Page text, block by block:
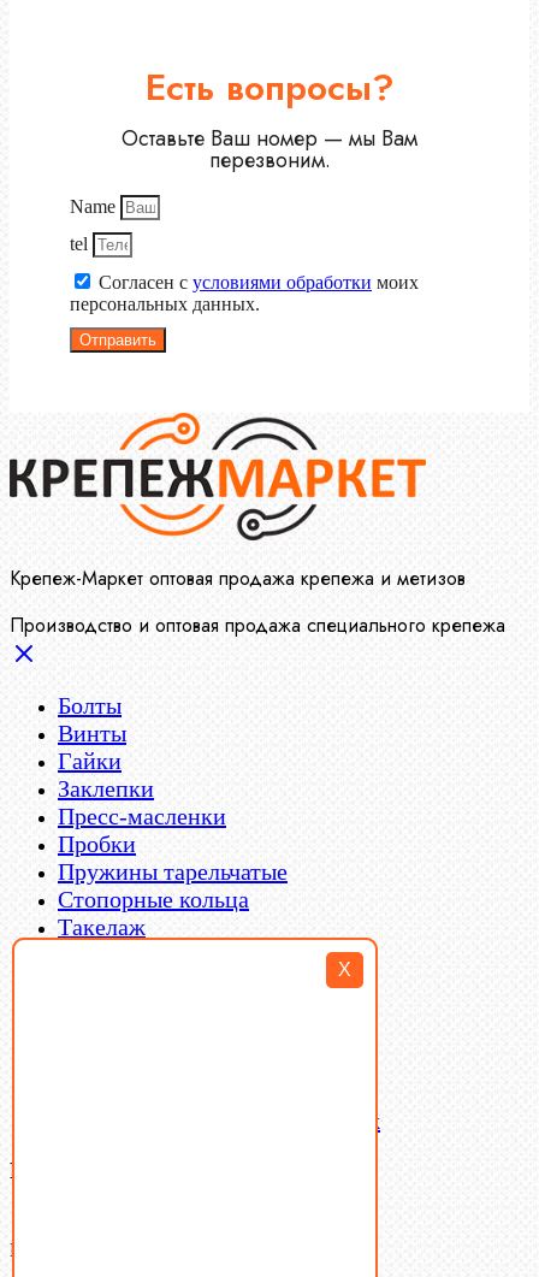
X
Есть вопросы?
Оставьте Ваш номер — мы Вам
перезвоним.
Name
tel
Согласен с условиями обработки моих
персональных данных.
Отправить
Крепеж-Маркет оптовая продажа крепежа и метизов
Производство и оптовая продажа специального крепежа
Болты
Винты
Гайки
Заклепки
Пресс-масленки
Пробки
Пружины тарельчатые
Стопорные кольца
Такелаж
Латунный и бронзовый крепеж
Ваша корзина
В корзине нет товаров.